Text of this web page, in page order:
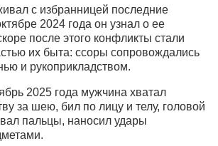
с избранницей последние
2024 года он узнал о ее
после этого конфликты стали
их быта: ссоры сопровождались
и рукоприкладством.
2025 года мужчина хватал
за шею, бил по лицу и телу, головой
пальцы, наносил удары